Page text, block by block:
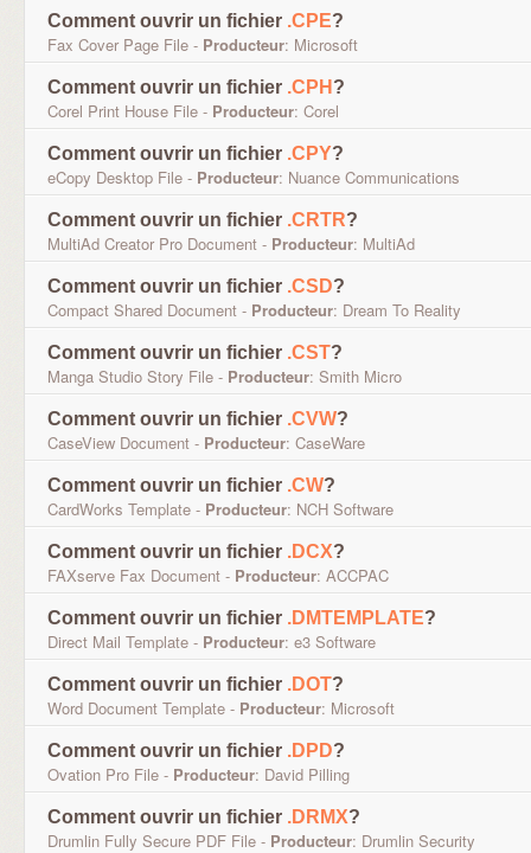
Comment ouvrir un fichier .CPE?
Fax Cover Page File - Producteur: Microsoft
Comment ouvrir un fichier .CPH ?
Corel Print House File - Producteur: Corel
Comment ouvrir un fichier .CPY?
eCopy Desktop File - Producteur: Nuance Communications
Comment ouvrir un fichier .CRTR?
MultiAd Creator Pro Document - Producteur: MultiAd
Comment ouvrir un fichier .CSD?
Compact Shared Document - Producteur: Dream To Reality
Comment ouvrir un fichier .CST?
Manga Studio Story File - Producteur: Smith Micro
Comment ouvrir un fichier .CVW?
CaseView Document - Producteur: CaseWare
Comment ouvrir un fichier .CW?
CardWorks Template - Producteur: NCH Software
Comment ouvrir un fichier .DCX?
FAXserve Fax Document - Producteur: ACCPAC
Comment ouvrir un fichier .DMTEMPLATE?
Direct Mail Template - Producteur: e3 Software
Comment ouvrir un fichier .DOT?
Word Document Template - Producteur: Microsoft
Comment ouvrir un fichier .DPD?
Ovation Pro File - Producteur: David Pilling
Comment ouvrir un fichier .DRMX?
Drumlin Fully Secure PDF File - Producteur: Drumlin Security